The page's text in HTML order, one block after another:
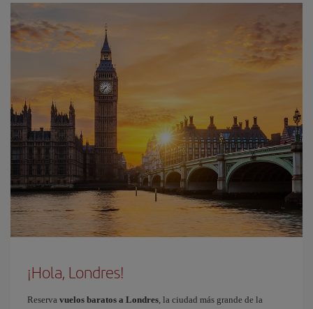
¡Hola, Londres!
Reserva vuelos baratos a Londres, la ciudad más grande de la